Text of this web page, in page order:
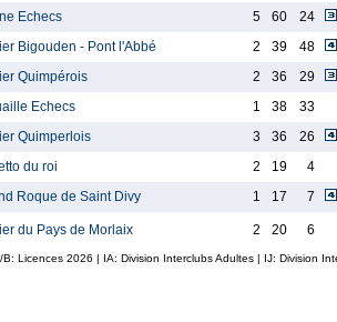
Echecs 5 60 24
Bigouden - Pont l'Abbé 2 39
48
Quimpérois 2 36 29
Echecs 1 38
33
Quimperlois 3 36 26
du roi 2 19 4
Roque de Saint Divy 1 17 7
du Pays de Morlaix 2 20 6
B: Licences 2026 | IA: Division Interclubs Adultes | IJ: Division